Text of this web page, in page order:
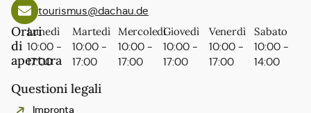
tourismus@dachau.de
Orari
di
apertura
Lunedì
10:00 -
17:00
Martedì
10:00 -
17:00
Mercoledì
10:00 -
17:00
Giovedì
10:00 -
17:00
Venerdì
10:00 -
17:00
Sabato
10:00 -
14:00
Questioni legali
Impronta